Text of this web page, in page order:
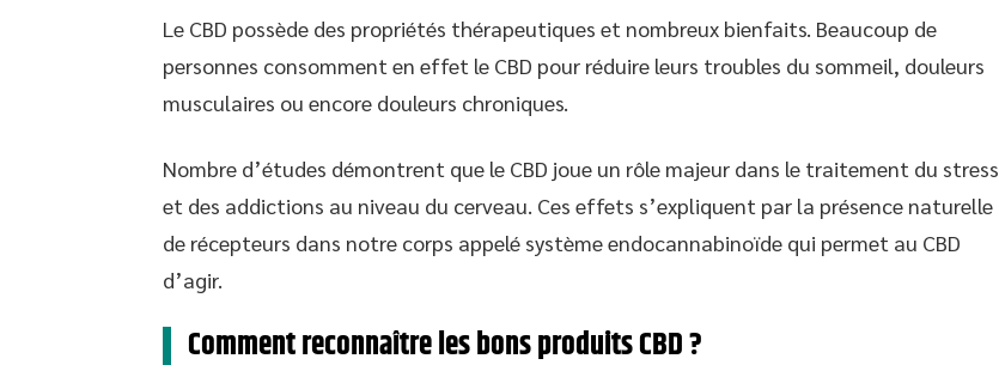
Le CBD possède des propriétés thérapeutiques et nombreux bienfaits. Beaucoup de
personnes consomment en effet le CBD pour réduire leurs troubles du sommeil, douleurs
musculaires ou encore douleurs chroniques.
Nombre d’études démontrent que le CBD joue un rôle majeur dans le traitement du stress
et des addictions au niveau du cerveau. Ces effets s’expliquent par la présence naturelle
de récepteurs dans notre corps appelé système endocannabinoïde qui permet au CBD
d’agir.
Comment reconnaître les bons produits CBD ?